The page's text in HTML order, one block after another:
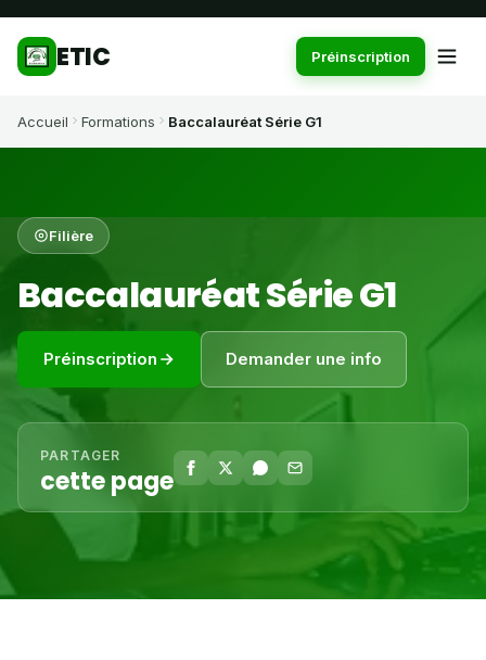
ETIC Préinscription
Accueil Formations Baccalauréat Série G1
Filière
Baccalauréat Série G1
Préinscription Demander une info
PARTAGER
cette page